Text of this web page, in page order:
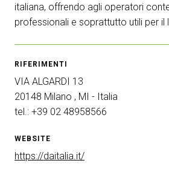
italiana, offrendo agli operatori
professionali e soprattutto utili per il
RIFERIMENTI
VIA ALGARDI 13
20148 Milano , MI - Italia
tel.: +39 02 48958566
WEBSITE
https://daitalia.it/